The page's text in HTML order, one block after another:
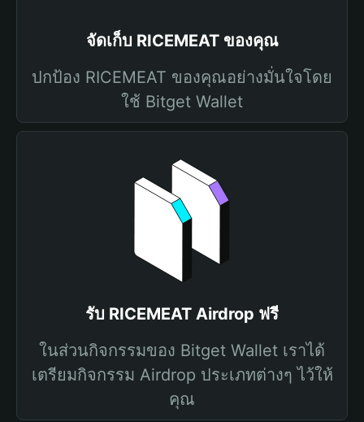
จัดเก็บ RICEMEAT ของคุณ
ปกป้อง RICEMEAT ของคุณอย่างมั่นใจโดย
ใช้ Bitget Wallet
รับ RICEMEAT Airdrop ฟรี
ในส่วนกิจกรรมของ Bitget Wallet เราได้
เตรียมกิจกรรม Airdrop ประเภทต่างๆ ไว้ให้
คุณ